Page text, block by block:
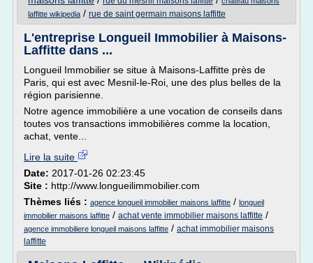
laffitte wikipedia / rue de saint germain maisons laffitte
L'entreprise Longueil Immobilier à Maisons-
Laffitte dans ...
Longueil Immobilier se situe à Maisons-Laffitte près de
Paris, qui est avec Mesnil-le-Roi, une des plus belles de la
région parisienne.
Notre agence immobilière a une vocation de conseils dans
toutes vos transactions immobilières comme la location,
achat, vente...
Lire la suite
Date: 2017-01-26 02:23:45
Site : http://www.longueilimmobilier.com
Thèmes liés : agence longueil immobilier maisons laffitte / longueil
immobilier maisons laffitte / achat vente immobilier maisons laffitte /
agence immobiliere longueil maisons laffitte / achat immobilier maisons
laffitte